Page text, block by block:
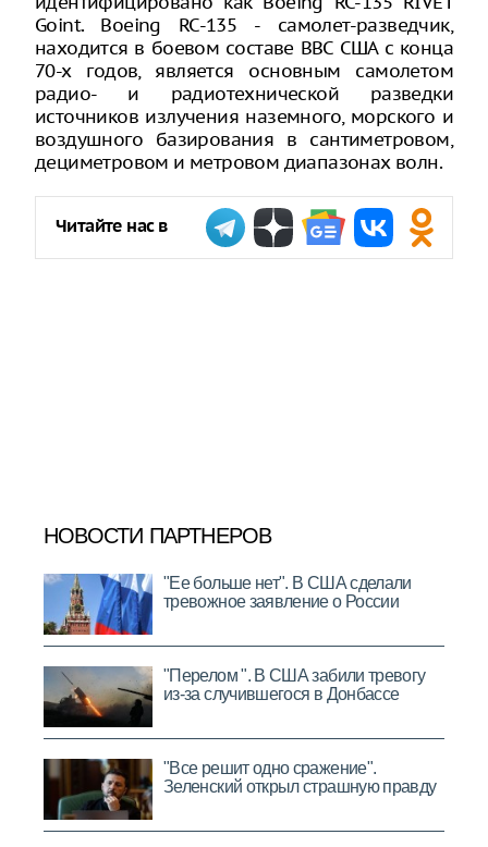
Goint. Boeing RC-135 - самолет-разведчик,
находится в боевом составе ВВС США с конца
70-х годов, является основным самолетом
радио- и радиотехнической разведки
источников излучения наземного, морского и
воздушного базирования в сантиметровом,
дециметровом и метровом диапазонах волн.
Читайте нас в